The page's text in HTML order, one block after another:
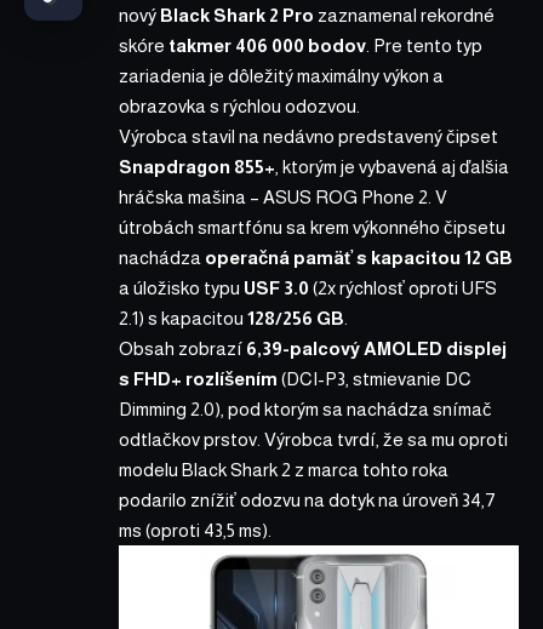
nový Black Shark 2 Pro zaznamenal rekordné
skóre takmer 406 000 bodov . Pre tento typ
zariadenia je dôležitý maximálny výkon a
obrazovka s rýchlou odozvou.
Výrobca stavil na nedávno predstavenýčipset
Snapdragon 855+ , ktorým je vybavená aj ďalšia
hráčska mašina – ASUS ROG Phone 2 . V
útrobách smartfónu sa krem výkonného čipsetu
nachádza operačná pamäť s kapacitou 12 GB
a úložisko typu USF 3.0 (2x rýchlosť oproti UFS
2.1) s kapacitou 128/256 GB
Obsah zobrazí 6,39-palcový AMOLED displej
s FHD+ rozlíšením (DCI-P3, stmievanie DC
Dimming 2.0), pod ktorým sa nachádza snímač
odtlačkov prstov. Výrobca tvrdí, že sa mu oproti
modelu Black Shark 2 z marca tohto roka
podarilo znížiť odozvu na dotyk na úroveň 34,7
ms (oproti 43,5 ms).